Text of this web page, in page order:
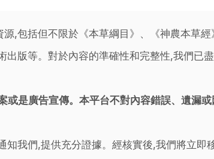
,包括但不限於《本草綱目》、《神農本草經
版等。對於內容的準確性和完整性,我們已
是廣告宣傳。本平台不對內容錯誤、遺漏
我們,提供充分證據。經核實後,我們將立即